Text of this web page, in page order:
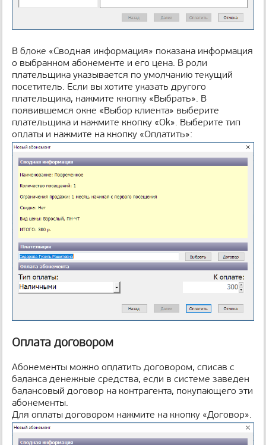
В блоке «Сводная информация» показана информация
о выбранном абонементе и его цена. В роли
плательщика указывается по умолчанию текущий
посетитель. Если вы хотите указать другого
плательщика, нажмите кнопку «Выбрать». В
появившемся окне «Выбор клиента» выберите
плательщика и нажмите кнопку «Ok». Выберите тип
оплаты и нажмите на кнопку «Оплатить»:
Оплата договором
Абонементы можно оплатить договором, списав с
баланса денежные средства, если в системе заведен
балансовый договор на контрагента, покупающего эти
абонементы.
Для оплаты договором нажмите на кнопку «Договор».